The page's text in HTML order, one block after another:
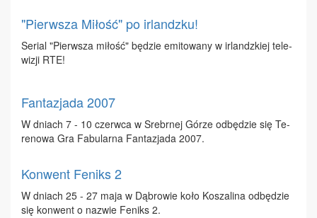
"Pierwsza Miłość" po irlandzku!
Se­rial "Pierw­sza mi­łość" bę­dzie emi­to­wa­ny w ir­landz­kiej te­le­
wi­zji RTE!
Fantazjada 2007
W dniach 7 - 10 czerw­ca w Srebr­nej Gó­rze od­bę­dzie się Te­
re­no­wa Gra Fa­bu­lar­na Fan­ta­zja­da 2007.
Konwent Feniks 2
W dniach 25 - 27 ma­ja w Dą­bro­wie ko­ło Ko­sza­li­na od­bę­dzie
się kon­went o na­zwie Fe­niks 2.